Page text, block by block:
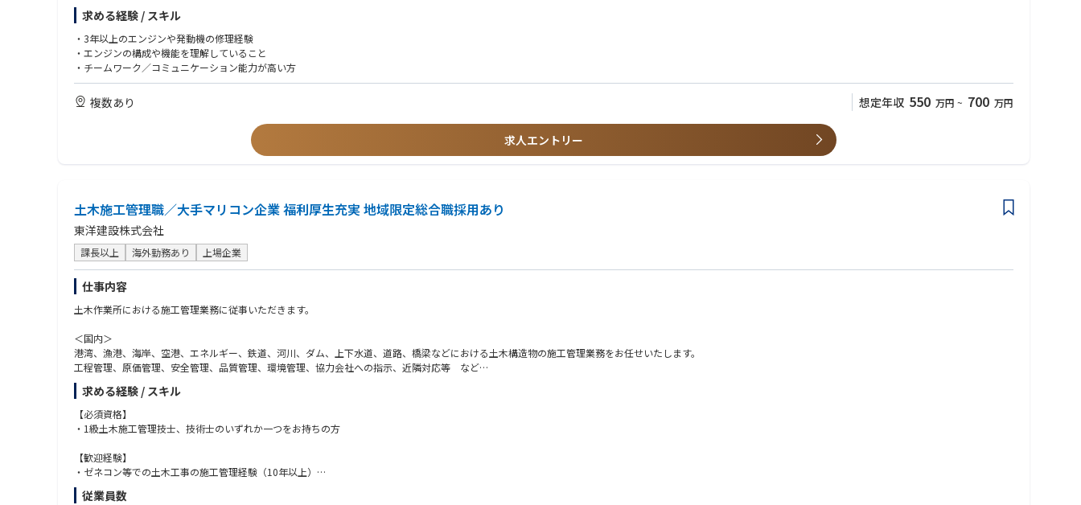
求める経験 / スキル
・3年以上のエンジンや発動機の修理経験
・エンジンの構成や機能を理解していること
・チームワーク／コミュニケーション能力が高い方
複数あり 想定年収 550 万円 ~ 700 万円
求人エントリー
土木施工管理職／大手マリコン企業 福利厚生充実 地域限定総合職採用あり
東洋建設株式会社
課長以上 海外勤務あり 上場企業
仕事内容
土木作業所における施工管理業務に従事いただきます。
＜国内＞
港湾、漁港、海岸、空港、エネルギー、鉄道、河川、ダム、上下水道、道路、橋梁などにおける土木構造物の施工管理業務をお任せいたします。
工程管理、原価管理、安全管理、品質管理、環境管理、協力会社への指示、近隣対応等 など
＜海外＞
フィリピン営業所を拠点に、円借款・現地の政府から請負う海上工事においてプロジェクトマネージメントを担当いただきます。
建設コンサルタントや設計事務所、官公庁の担当者、また現地のサブコンやローカルスタッフを取りまとめる業務をお任せいたします。
求める経験 / スキル
【必須資格】
・1級土木施工管理技士、技術士のいずれか一つをお持ちの方
【歓迎経験】
・ゼネコン等での土木工事の施工管理経験（10年以上）
・陸上工事の経験（5年以上）：橋梁下部/道路/トンネル/河川治水/上下水道工事など
従業員数